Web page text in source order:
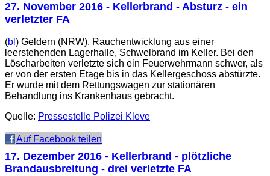
27. November 2016 - Kellerbrand - Absturz - ein
verletzter FA
(bl ) Geldern (NRW). Rauchentwicklung aus einer
leerstehenden Lagerhalle, Schwelbrand im Keller. Bei den
Löscharbeiten verletzte sich ein Feuerwehrmann schwer, als
er von der ersten Etage bis in das Kellergeschoss abstürzte.
Er wurde mit dem Rettungswagen zur stationären
Behandlung ins Krankenhaus gebracht.
Quelle: Pressestelle Polizei Kleve
Auf Facebook teilen
17. Dezember 2016 - Kellerbrand - plötzliche
Brandausbreitung - drei verletzte FA